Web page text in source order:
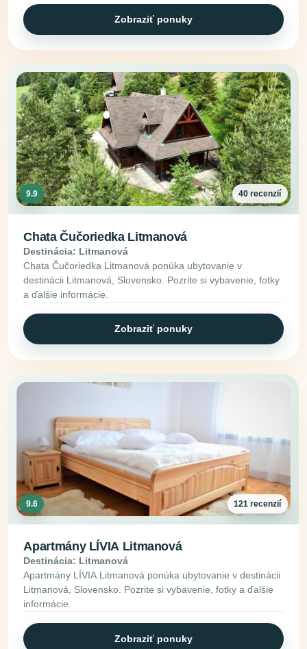
Zobraziť ponuky
9.9 40 recenzií
Chata Čučoriedka Litmanová
Destinácia: Litmanová
Chata Čučoriedka Litmanová ponúka ubytovanie v
destinácii Litmanová, Slovensko. Pozrite si vybavenie, fotky
a ďalšie informácie.
Zobraziť ponuky
9.6 121 recenzií
Apartmány LÍVIA Litmanová
Destinácia: Litmanová
Apartmány LÍVIA Litmanová ponúka ubytovanie v destinácii
Litmanová, Slovensko. Pozrite si vybavenie, fotky a ďalšie
informácie.
Zobraziť ponuky